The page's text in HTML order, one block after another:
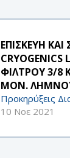
ΕΠΙΣΚΕΥΗ
ΦΙΛΤΡΟΥ 3/8
ΜΟΝ.
Προκηρύξεις
10 Νοε 2021